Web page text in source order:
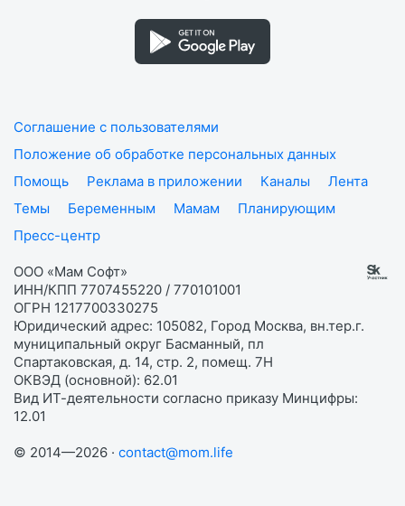
Соглашение с пользователями
Положение об обработке персональных данных
Помощь
Реклама в приложении Каналы
Лента
Темы
Беременным Мамам
Планирующим
Пресс-центр
ООО «Мам Софт»
ИНН/КПП 7707455220 / 770101001
ОГРН 1217700330275
Юридический адрес: 105082, Город Москва, вн.тер.г.
муниципальный округ Басманный, пл
Спартаковская, д. 14, стр. 2, помещ. 7Н
ОКВЭД (основной): 62.01
Вид ИТ-деятельности согласно приказу Минцифры:
12.01
© 2014—2026 · contact@mom.life